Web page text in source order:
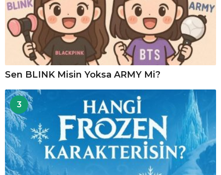
Sen BLINK Misin Yoksa ARMY Mi?
3